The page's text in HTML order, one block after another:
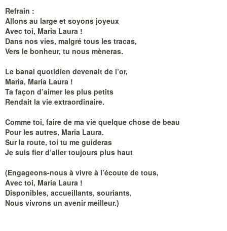
Refrain :
Allons au large et soyons joyeux
Avec toi, Maria Laura !
Dans nos vies, malgré tous les tracas,
Vers le bonheur, tu nous mèneras.
Le banal quotidien devenait de l’or,
Maria, Maria Laura !
Ta façon d’aimer les plus petits
Rendait la vie extraordinaire.
Comme toi, faire de ma vie quelque chose de beau
Pour les autres, Maria Laura.
Sur la route, toi tu me guideras
Je suis fier d’aller toujours plus haut
(Engageons-nous à vivre à l’écoute de tous,
Avec toi, Maria Laura !
Disponibles, accueillants, souriants,
Nous vivrons un avenir meilleur.)